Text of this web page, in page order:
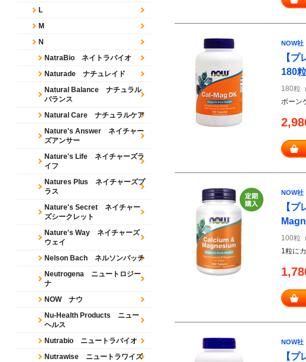
NOW社
【
180
180粒
ボーン
NOW社
【
100粒
1粒に
NOW社
【
L
M
N
NatraBio ネイトラバイオ
Naturade ナチュレイド
Natural Balance ナチュラル
バランス
Natural Care ナチュラルケア
Nature's Answer ネイチャー
ズアンサー
Nature's Life ネイチャーズラ
イフ
Natures Plus ネイチャーズプ
ラス
Nature's Secret ネイチャー
ズシークレット
Nature's Way ネイチャーズ
ウェイ
Nelson Bach ネルソンバッチ
Neutrogena ニュートロジー
ナ
NOW ナウ
Nu-Health Products ニュー
ヘルス
Nutrabio ニュートラバイオ
Nutrawise ニュートラワイズ